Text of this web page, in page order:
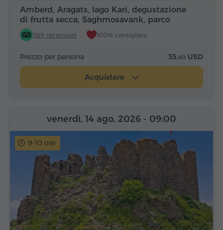
Amberd, Aragats, lago Kari, degustazione
di frutta secca, Saghmosavank, parco
Alfabeto
369 recensioni 100% consigliato
Prezzo per persona 35.80 USD
Acquistare
9-10 ore
venerdì, 14 ago, 2026 - 09:00